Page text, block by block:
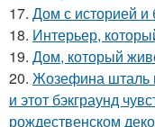
17. Дом с историей и
18. Интерьер,
19. Дом, который
20. Жозефина шталь
и этот бэкграунд
рождественском